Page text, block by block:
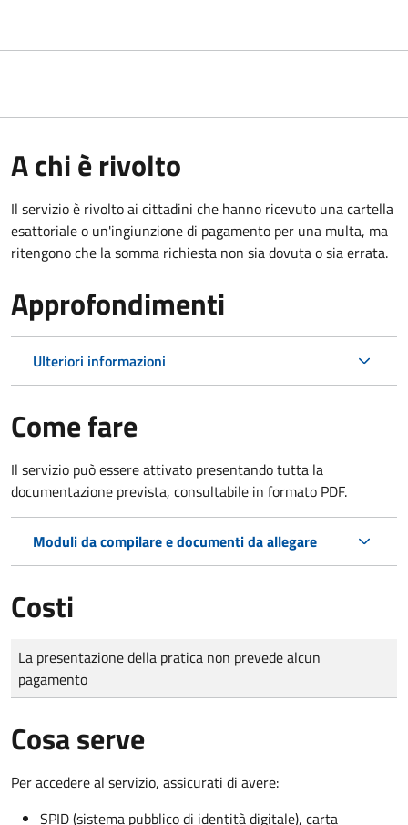
A chi è rivolto
Il servizio è rivolto ai cittadini che hanno ricevuto una cartella
esattoriale o un'ingiunzione di pagamento per una multa, ma
ritengono che la somma richiesta non sia dovuta o sia errata.
Approfondimenti
Ulteriori informazioni
Come fare
Il servizio può essere attivato presentando tutta la
documentazione prevista, consultabile in formato PDF.
Moduli da compilare e documenti da allegare
Costi
Tipo di pagamento
Importo
La presentazione della pratica non prevede alcun
pagamento
Cosa serve
Per accedere al servizio, assicurati di avere:
SPID (sistema pubblico di identità digitale), carta